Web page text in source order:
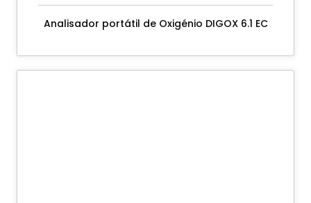
Analisador portátil de Oxigénio DIGOX 6.1 EC